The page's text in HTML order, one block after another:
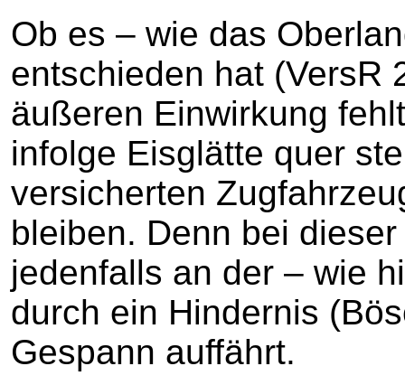
Ob es – wie das
entschieden hat (VersR
äußeren Einwirkung
infolge Eisglätte quer
versicherten
bleiben. Denn bei
jedenfalls an der – wie
durch ein Hindernis
Gespann auffährt.